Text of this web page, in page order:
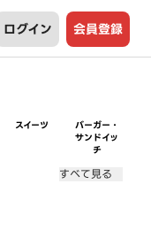
ログイン 会員登録
スイーツ
バーガー・
サンドイッ
チ
すべて見る